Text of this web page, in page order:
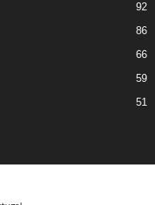
92
86
66
59
51